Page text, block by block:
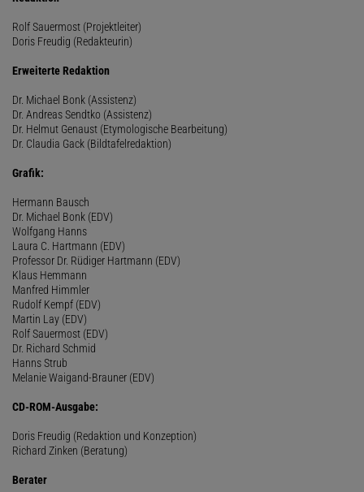
Rolf Sauermost (Projektleiter)
Doris Freudig (Redakteurin)
Erweiterte Redaktion
Dr. Michael Bonk (Assistenz)
Dr. Andreas Sendtko (Assistenz)
Dr. Helmut Genaust (Etymologische Bearbeitung)
Dr. Claudia Gack (Bildtafelredaktion)
Grafik:
Hermann Bausch
Dr. Michael Bonk (EDV)
Wolfgang Hanns
Laura C. Hartmann (EDV)
Professor Dr. Rüdiger Hartmann (EDV)
Klaus Hemmann
Manfred Himmler
Rudolf Kempf (EDV)
Martin Lay (EDV)
Rolf Sauermost (EDV)
Dr. Richard Schmid
Hanns Strub
Melanie Waigand-Brauner (EDV)
CD-ROM-Ausgabe:
Doris Freudig (Redaktion und Konzeption)
Richard Zinken (Beratung)
Berater